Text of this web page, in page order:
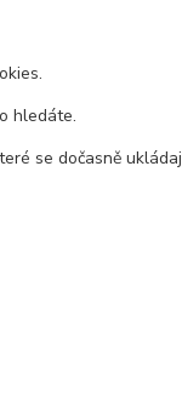
hledáte.
se dočasně